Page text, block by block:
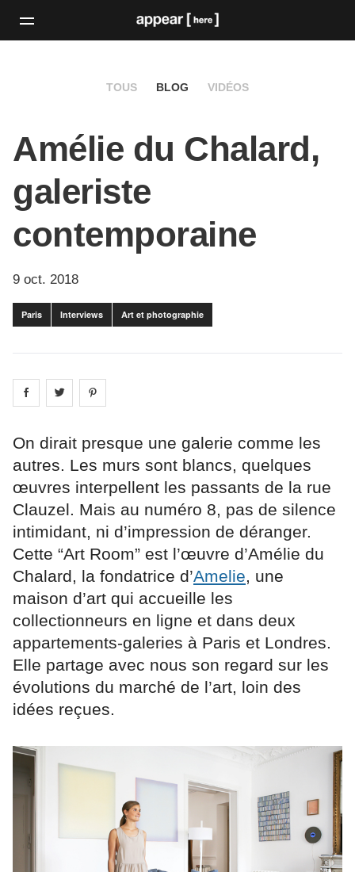
TOUS BLOG VIDÉOS
Amélie du Chalard,
galeriste
contemporaine
9 oct. 2018
Paris Interviews Art et photographie
Share on facebook
Share on
On dirait presque une galerie comme les
autres. Les murs sont blancs, quelques
œuvres interpellent les passants de la rue
Clauzel. Mais au numéro 8, pas de silence
intimidant, ni d’impression de déranger.
Cette “Art Room” est l’œuvre d’Amélie du
Chalard, la fondatrice d’Amelie, une
maison d’art qui accueille les
collectionneurs en ligne et dans deux
appartements-galeries à Paris et Londres.
Elle partage avec nous son regard sur les
évolutions du marché de l’art, loin des
idées reçues.